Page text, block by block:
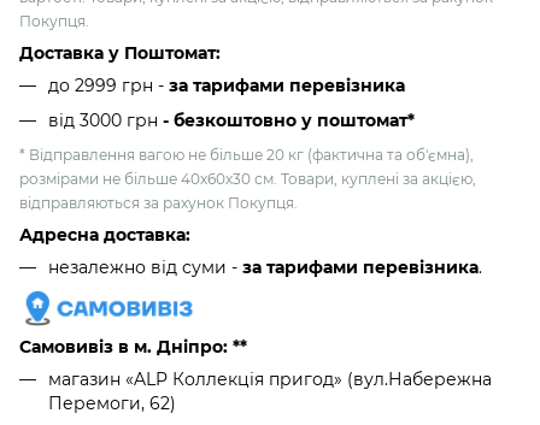
Покупця.
Доставка у Поштомат:
до 2999 грн - за тарифами перевізника
від 3000 грн - безкоштовно у поштомат*
* Відправлення вагою не більше 20 кг (фактична та об'ємна),
розмірами не більше 40х60х30 см. Товари, куплені за акцією,
відправляються за рахунок Покупця.
Адресна доставка:
незалежно від суми - за тарифами перевізника.
Самовивіз в м. Дніпро: **
магазин «ALP Коллекція пригод» (вул.Набережна
Перемоги, 62)